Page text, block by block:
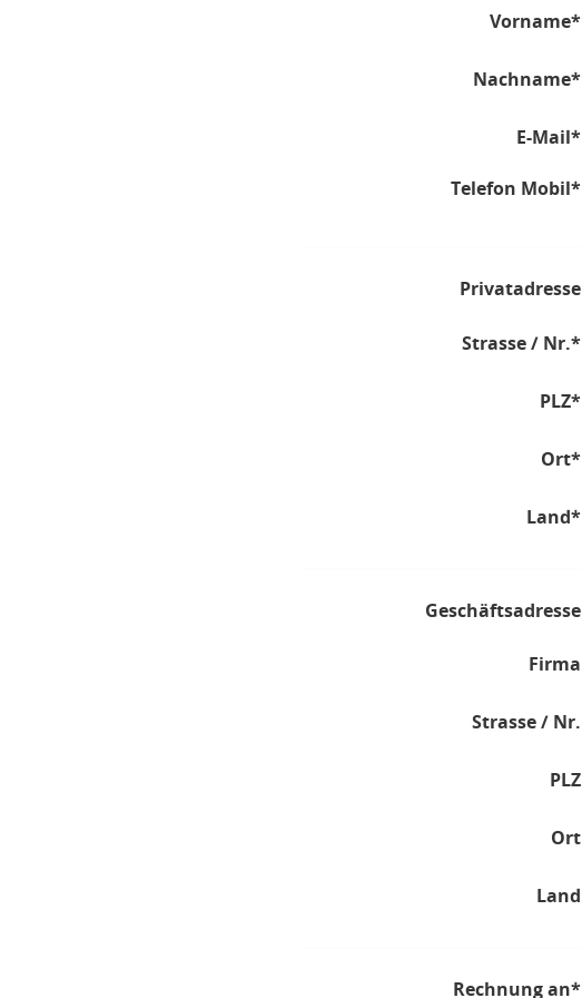
Vorname*
Nachname*
E-Mail*
Telefon Mobil*
Privatadresse
Strasse / Nr.*
PLZ*
Ort*
Land*
Geschäftsadresse
Firma
Strasse / Nr.
PLZ
Ort
Land
Rechnung an*